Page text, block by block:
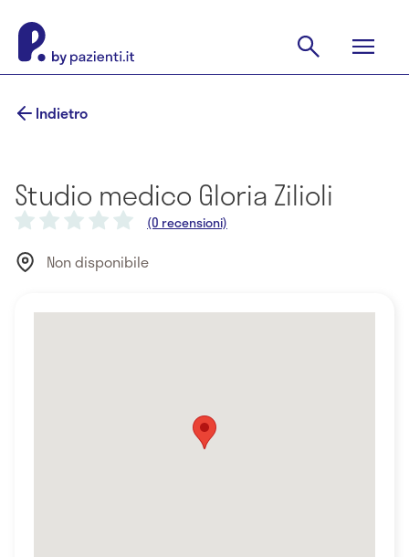
Indietro
Studio medico Gloria Zilioli
(0 recensioni)
Non disponibile